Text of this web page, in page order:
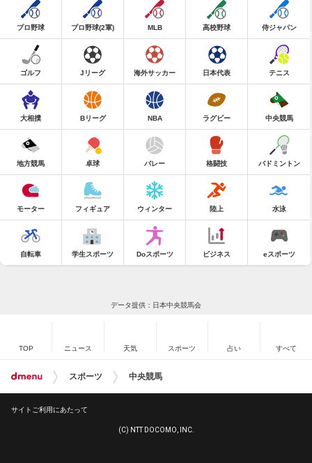
プロ野球 プロ野球(2軍) MLB 高校野球 侍ジャパン
ゴルフ Jリーグ 海外サッカー 日本代表 テニス
大相撲 Bリーグ NBA ラグビー 中央競馬
地方競馬 卓球 バレー 格闘技 バドミントン
モーター フィギュア ウィンター 陸上 水泳
自転車 学生スポーツ Doスポーツ ビジネス eスポーツ
データ提供：日本中央競馬会
TOP ニュース 天気 スポーツ 占い すべて
スポーツ 中央競馬
サイトご利用にあたって
(C) NTT DOCOMO, INC.